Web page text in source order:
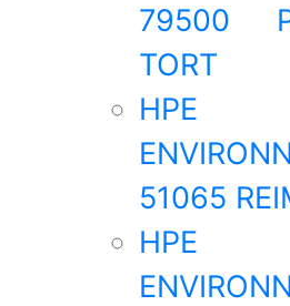
79500
TORT
51065